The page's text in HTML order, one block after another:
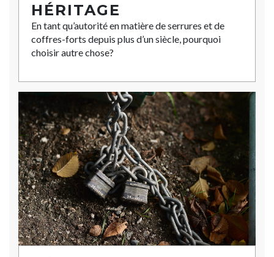
HÉRITAGE
En tant qu’autorité en matière de serrures et de
coffres-forts depuis plus d’un siècle, pourquoi
choisir autre chose?